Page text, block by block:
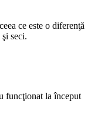
ce este o diferenţă
seci.
funcţionat la început